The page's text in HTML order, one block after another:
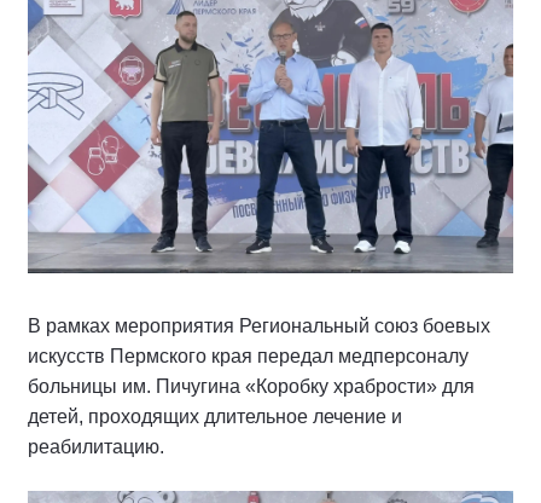
В рамках мероприятия Региональный союз боевых
искусств Пермского края передал медперсоналу
больницы им. Пичугина «Коробку храбрости» для
детей, проходящих длительное лечение и
реабилитацию.